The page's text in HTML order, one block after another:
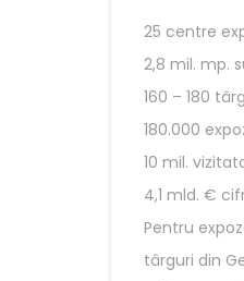
25 centre
2,8 mil. mp.
160 – 180
180.000
10 mil.
4,1 mld. €
Pentru
târguri din